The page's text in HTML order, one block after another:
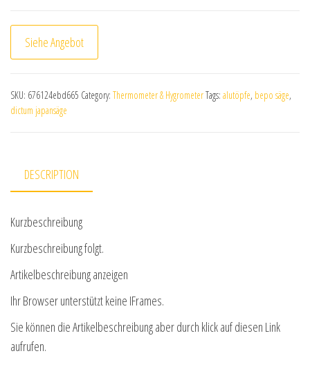
Siehe Angebot
SKU: 676124ebd665 Category: Thermometer & HygrometerTags: alutöpfe, bepo säge,
dictum japansäge
DESCRIPTION
Kurzbeschreibung
Kurzbeschreibung folgt.
Artikelbeschreibung anzeigen
Ihr Browser unterstützt keine IFrames.
Sie können die Artikelbeschreibung aber durch klick auf diesen Link
aufrufen.